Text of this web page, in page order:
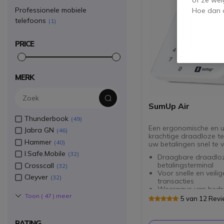
SumUp Air
Een ergonomische en
krachtige draadloze
uw betalingen snel te
Draagbare
betalingsterminal
Voor snelle en
transacties
Weergave van
OLED-scherm
smartphone
5 van 12
Professionele mobiele
telefoons
1
PRICE
MERK
Thunderbook 49
Jabra GN 46
Hammer 40
I.Safe.Mobile 32
Crosscall 32
Cleyver 32
Toon ( 47 ) meer
Hoe dan